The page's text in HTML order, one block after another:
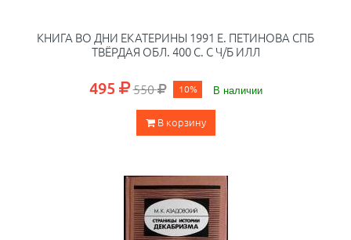
КНИГА ВО ДНИ ЕКАТЕРИНЫ 1991 Е. ПЕТИНОВА СПБ
ТВЁРДАЯ ОБЛ. 400 С. С Ч/Б ИЛЛ
495 550 10% В наличии
В корзину